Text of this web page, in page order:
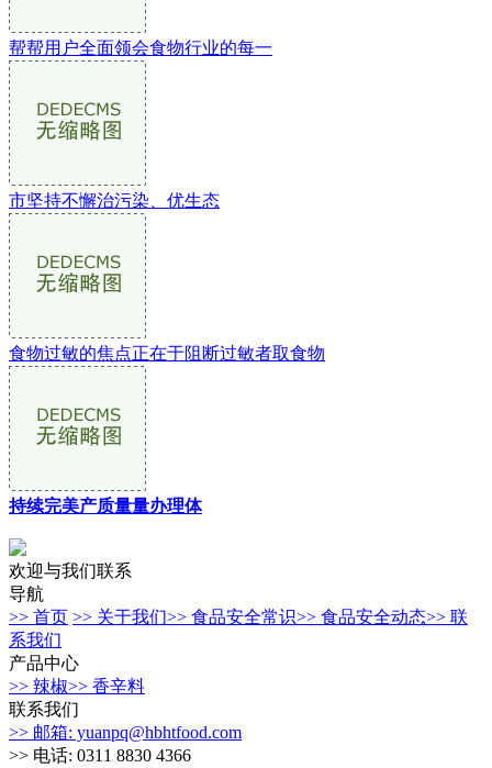
帮帮用户全面领会食物行业的每一
市坚持不懈治污染、优生态
食物过敏的焦点正在于阻断过敏者取食物
持续完美产质量量办理体
欢迎与我们联系
导航
>> 首页 >> 关于我们>> 食品安全常识>> 食品安全动态>> 联
系我们
产品中心
>> 辣椒>> 香辛料
联系我们
>> 邮箱: yuanpq@hbhtfood.com
>> 电话: 0311 8830 4366